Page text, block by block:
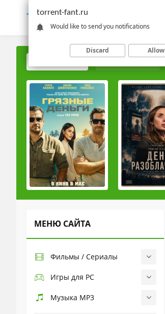
TORRENT-FANT.RU
МЕНЮ САЙТА
Фильмы / Сериалы
Игры для PC
Музыка MP3
torrent-fant.ru
Would like to send you notifications
Discard Allow